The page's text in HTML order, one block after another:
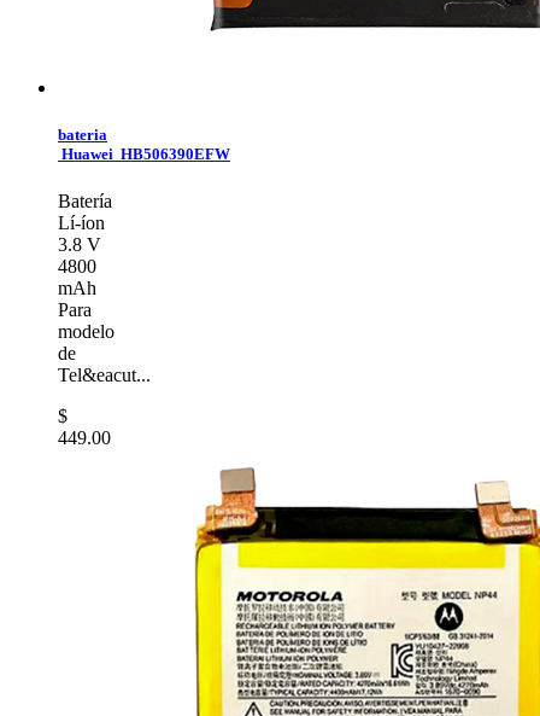
bateria
Huawei HB506390EFW
Batería
Lí-íon
3.8 V
4800
mAh
Para
modelo
de
Tel&eacut...
$
449.00